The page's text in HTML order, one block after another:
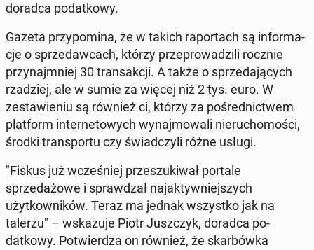
doradca po­datkowy.
Gazeta przy­pom­i­na, że w takich ra­por­tach są in­for­ma­
c­je o sprzedaw­cach, którzy przeprowadzili rocznie
przy­na­jm­niej 30 transakcji. A także o sprzeda­ją­cych
rzadziej, ale w sumie za więcej niż 2 tys. euro. W
zestaw­ie­niu są również ci, którzy za pośred­nictwem
plat­form in­ter­ne­towych wyna­j­mowali nieru­chomoś­ci,
środki trans­portu czy świad­czyli różne usługi.
"Fiskus już wcześniej przeszuki­wał portale
sprzedażowe i sprawdzał na­jak­ty­wniejszych
użytkown­ików. Teraz ma jednak wszys­tko jak na
talerzu" – wskazu­je Piotr Juszczyk, doradca po­
datkowy. Potwierdza on również, że skar­bówka